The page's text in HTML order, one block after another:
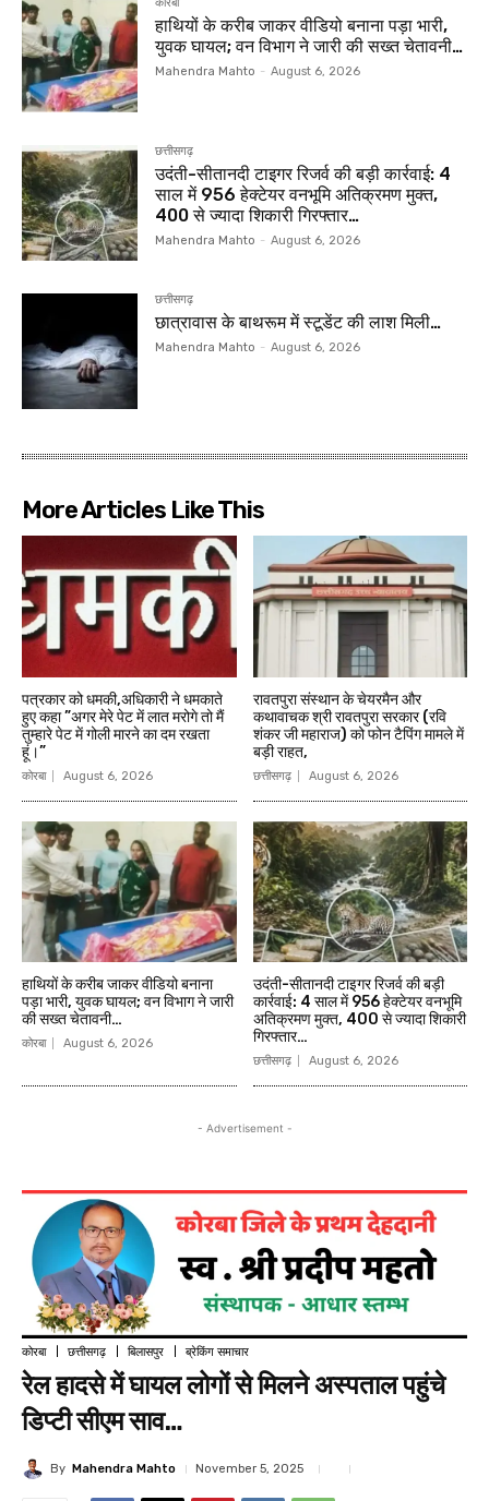
हाथियों के करीब जाकर वीडियो बनाना पड़ा भारी,
युवक घायल; वन विभाग ने जारी की सख्त चेतावनी…
Mahendra Mahto - August 6, 2026
छत्तीसगढ़
उदंती-सीतानदी टाइगर रिजर्व की बड़ी कार्रवाई: 4
साल में 956 हेक्टेयर वनभूमि अतिक्रमण मुक्त,
400 से ज्यादा शिकारी गिरफ्तार…
Mahendra Mahto - August 6, 2026
छत्तीसगढ़
छात्रावास के बाथरूम में स्टूडेंट की लाश मिली…
Mahendra Mahto - August 6, 2026
More Articles Like This
पत्रकार को धमकी,अधिकारी ने धमकाते
हुए कहा ”अगर मेरे पेट में लात मरोगे तो मैं
तुम्हारे पेट में गोली मारने का दम रखता
हूं।”
कोरबा August 6, 2026
रावतपुरा संस्थान के चेयरमैन और
कथावाचक श्री रावतपुरा सरकार (रवि
शंकर जी महाराज) को फोन टैपिंग मामले में
बड़ी राहत,
छत्तीसगढ़ August 6, 2026
हाथियों के करीब जाकर वीडियो बनाना
पड़ा भारी, युवक घायल; वन विभाग ने जारी
की सख्त चेतावनी…
कोरबा August 6, 2026
उदंती-सीतानदी टाइगर रिजर्व की बड़ी
कार्रवाई: 4 साल में 956 हेक्टेयर वनभूमि
अतिक्रमण मुक्त, 400 से ज्यादा शिकारी
गिरफ्तार…
छत्तीसगढ़ August 6, 2026
- Advertisement -